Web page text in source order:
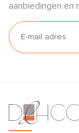
aanbiedingen en